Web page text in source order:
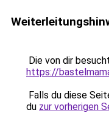
Die von dir
https://
Falls du diese
du zur vorherigen